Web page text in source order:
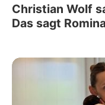
Christian Wolf
Das sagt